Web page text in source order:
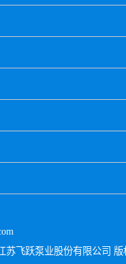
苏飞跃泵业股份有限公司 版